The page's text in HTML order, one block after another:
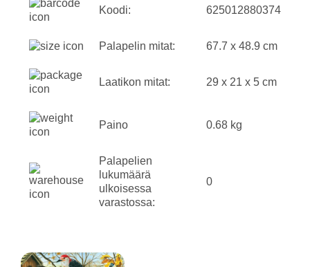
Koodi: 625012880374
Palapelin mitat: 67.7 x 48.9 cm
Laatikon mitat: 29 x 21 x 5 cm
Paino 0.68 kg
Palapelien
lukumäärä
ulkoisessa
varastossa:
0